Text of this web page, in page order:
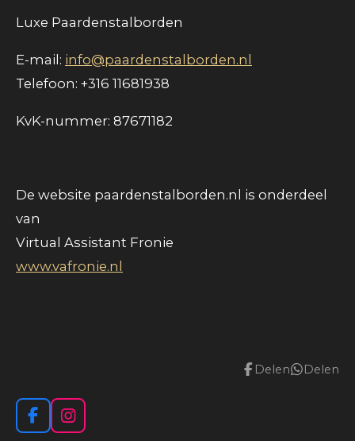
Luxe Paardenstalborden
E-mail: info@paardenstalborden.nl
Telefoon: +316 11681938
KvK-nummer: 87671182
De website paardenstalborden.nl is onderdeel
van
Virtual Assistant Fronie
www.vafronie.nl
Delen Delen
F
I